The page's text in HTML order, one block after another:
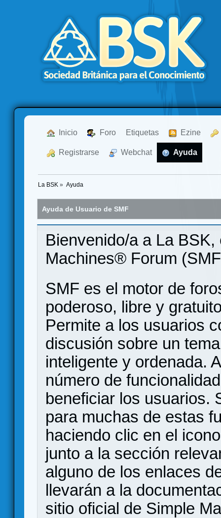
Inicio Foro Etiquetas Ezine
Registrarse Webchat Ayuda
La BSK » Ayuda
Ayuda de Usuario de SMF
Bienvenido/a a La
Machines® Forum
SMF es el motor de
poderoso, libre y
Permite a los usuarios
discusión sobre un
inteligente y ordenada.
número de
beneficiar los usuarios.
para muchas de estas
haciendo clic en el
junto a la sección
alguno de los enlaces
llevarán a la
sitio oficial de Simple